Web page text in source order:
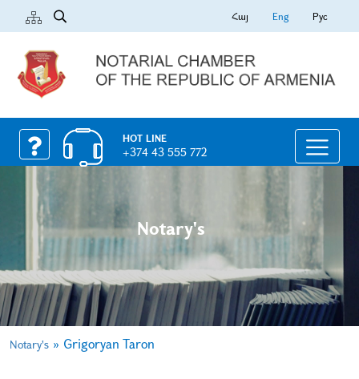
Հայ Eng Рус
HOT LINE
+374 43 555 772
Notary's
Notary's » Grigoryan Taron